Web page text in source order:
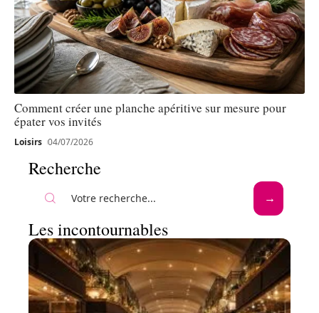
Comment créer une planche apéritive sur mesure pour
épater vos invités
Loisirs 04/07/2026
Recherche
Les incontournables